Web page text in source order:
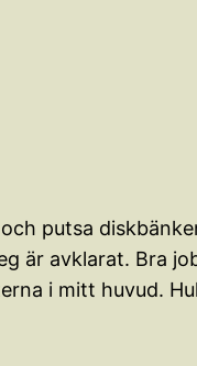
putsa
är avklarat. Bra
i mitt huvud.